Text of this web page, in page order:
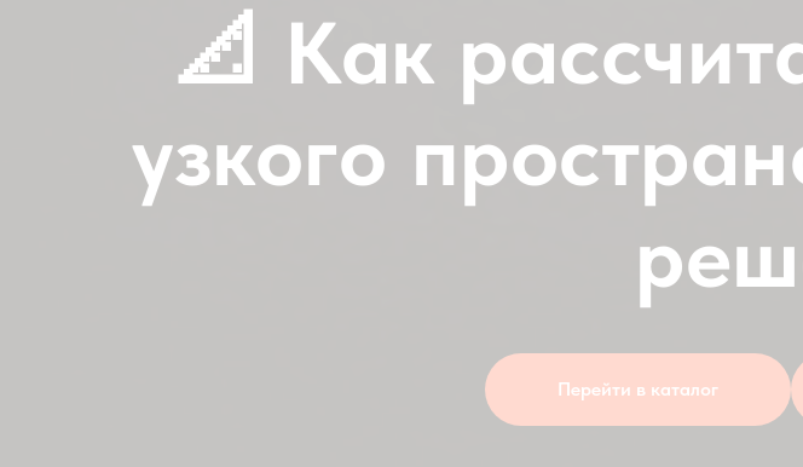
📐 Как
узкого
Перейти в каталог